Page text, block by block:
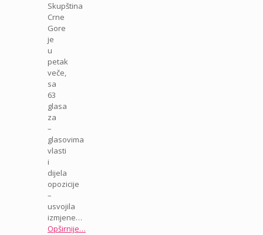
Skupština
Crne
Gore
je
u
petak
veče,
sa
63
glasa
za
–
glasovima
vlasti
i
dijela
opozicije
–
usvojila
izmjene…
Opširnije…